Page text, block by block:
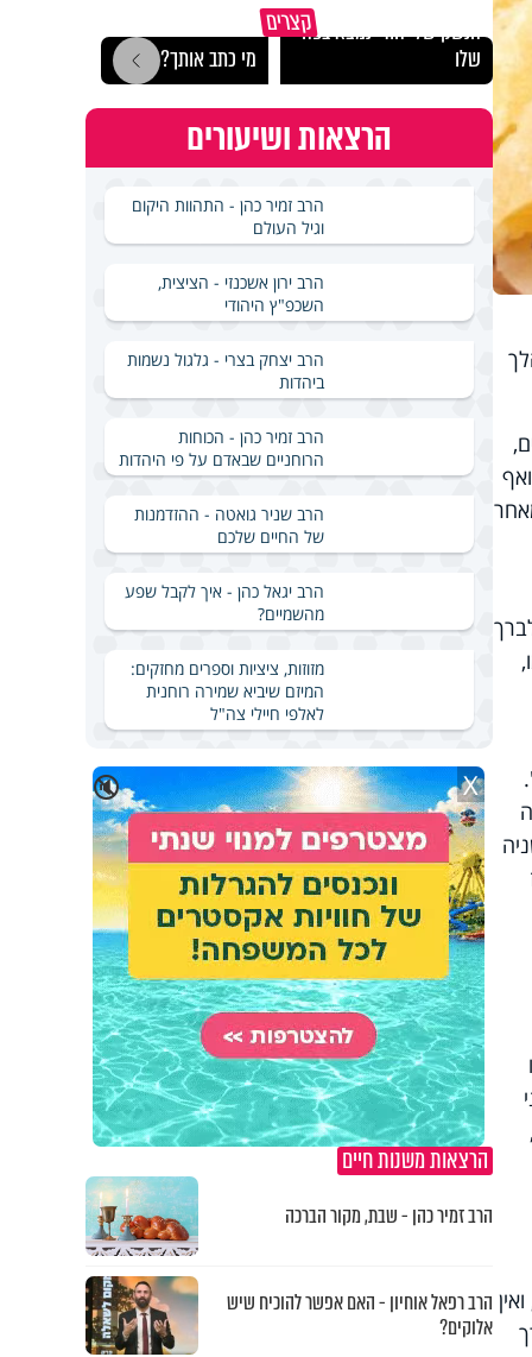
קצריםהנשק של יהודי נמצא בפה
שלו
מי כתב אותך?
הרצאות ושיעורים
הרב זמיר כהן - התהוות היקום
וגיל העולם
הרב ירון אשכנזי - הציצית,
השכפ"ץ היהודי
הרב יצחק בצרי - גלגול נשמות
ביהדות
הרב זמיר כהן - הכוחות
הרוחניים שבאדם על פי היהדות
הרב שניר גואטה - ההזדמנות
של החיים שלכם
הרב יגאל כהן - איך לקבל שפע
מהשמיים?
מזוזות, ציציות וספרים מחזקים:
המיזם שיביא שמירה רוחנית
לאלפי חיילי צה"ל
🔇 X
הרצאות משנות חיים
הרב זמיר כהן - שבת, מקור הברכה
הרב רפאל אוחיון - האם אפשר להוכיח שיש
אלוקים?